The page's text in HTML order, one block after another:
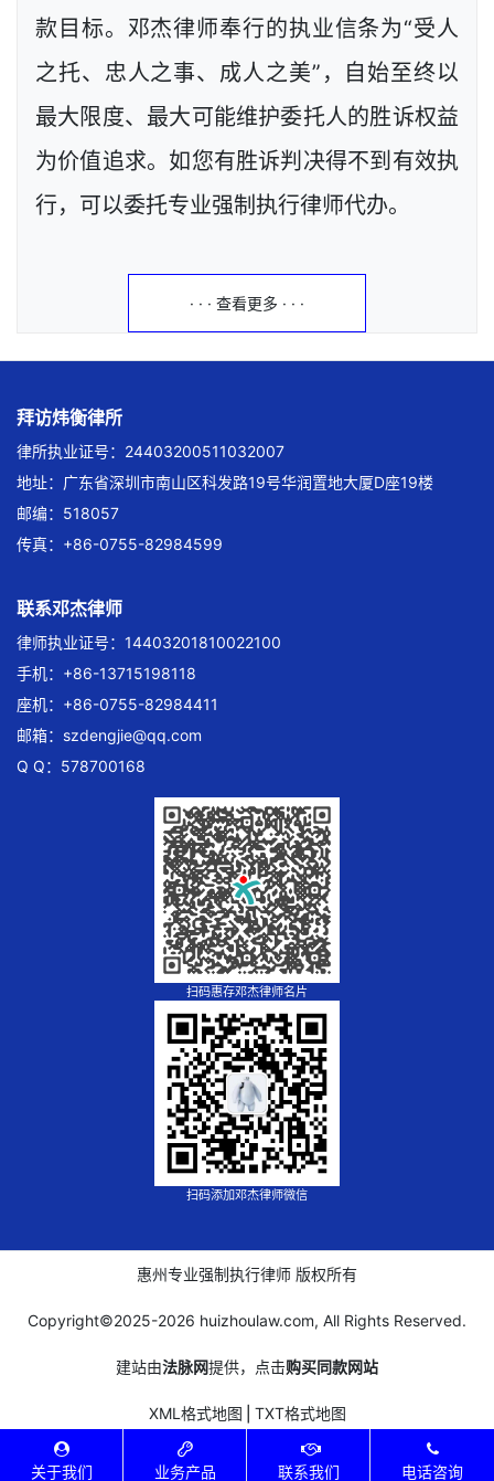
款目标。邓杰律师奉行的执业信条为“受人
之托、忠人之事、成人之美”，自始至终以
最大限度、最大可能维护委托人的胜诉权益
为价值追求。如您有胜诉判决得不到有效执
行，可以委托专业强制执行律师代办。
· · · 查看更多 · · ·
拜访炜衡律所
律所执业证号：24403200511032007
地址：广东省深圳市南山区科发路19号华润置地大厦D座19楼
邮编：518057
传真：+86-0755-82984599
联系邓杰律师
律师执业证号：14403201810022100
手机：+86-13715198118
座机：+86-0755-82984411
邮箱： szdengjie@qq.com
Q Q：578700168
扫码惠存邓杰律师名片
扫码添加邓杰律师微信
惠州专业强制执行律师 版权所有
Copyright©2025-2026 huizhoulaw.com, All Rights Reserved.
建站由法脉网提供，点击购买同款网站
XML格式地图 TXT格式地图
关于我们 业务产品 联系我们 电话咨询